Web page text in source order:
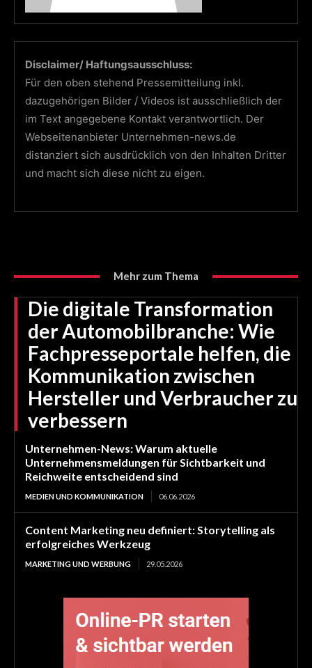
Disclaimer/ Haftungsausschluss:
Für den oben stehend Pressemitteilung inkl.
dazugehörigen Bilder / Videos ist ausschließlich der
im Text angegebene Kontakt verantwortlich. Der
Webseitenanbieter Unternehmen-news.de
distanziert sich ausdrücklich von den Inhalten Dritter
und macht sich diese nicht zu eigen.
Mehr zum Thema
Die digitale Transformation
der Automobilbranche: Wie
Fachpresseportale helfen, die
Kommunikation zwischen
Hersteller und Verbraucher zu
verbessern
Unternehmen-News: Warum aktuelle
Unternehmensmeldungen für Sichtbarkeit und
Reichweite entscheidend sind
MEDIEN UND KOMMUNIKATION 06.06.2026
Content Marketing neu definiert: Storytelling als
erfolgreiches Werkzeug
MARKETING UND WERBUNG 29.05.2026